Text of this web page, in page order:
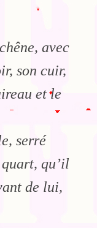
avec
son cuir,
et le
serré
qu’il
de lui,